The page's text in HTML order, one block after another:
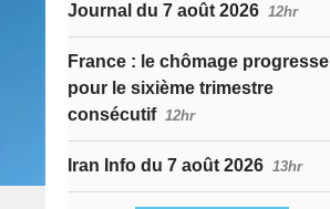
Journal du 7 août 2026 12hr
France : le chômage progresse
pour le sixième trimestre
consécutif 12hr
Iran Info du 7 août 2026 13hr